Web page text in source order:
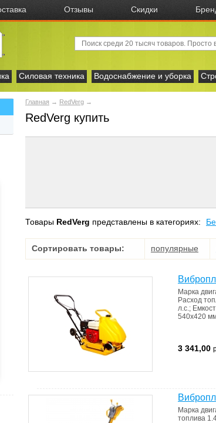
Отзывы Скидки
Силовая техника Водоснабжение и уборка
Главная → RedVerg →
RedVerg купить
Товары RedVerg представлены в категориях:
Сортировать товары: популярные
Марка
Расход
л.с.;
540х420
3 341,00
Марка
топлива